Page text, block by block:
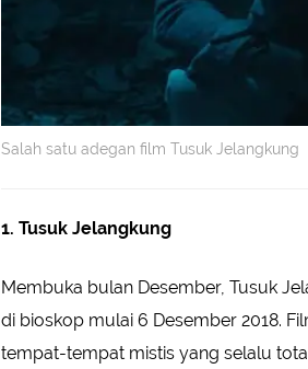
Salah satu adegan film Tusuk Jelangkung
1. Tusuk Jelangkung
Membuka bulan Desember, Tusuk
di bioskop mulai 6 Desember 2018.
tempat-tempat mistis yang selalu